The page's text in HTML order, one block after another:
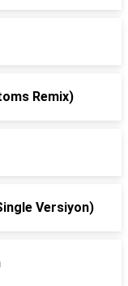
Remix)
Versiyon)